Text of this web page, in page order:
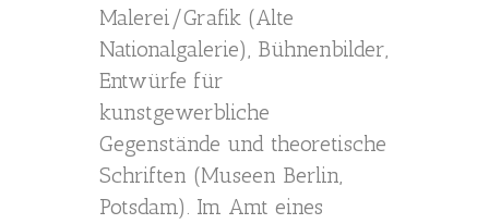
Malerei/Grafik (Alte
Nationalgalerie), Bühnenbilder,
Entwürfe für
kunstgewerbliche
Gegenstände und theoretische
Schriften (Museen Berlin,
Potsdam). Im Amt eines